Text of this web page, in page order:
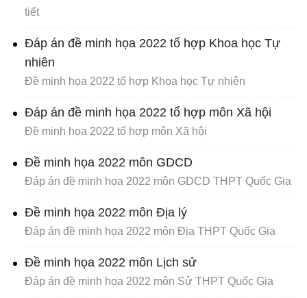
tiết
Đáp án đề minh họa 2022 tổ hợp Khoa học Tự
nhiên
Đề minh họa 2022 tổ hợp Khoa học Tự nhiên
Đáp án đề minh họa 2022 tổ hợp môn Xã hội
Đề minh họa 2022 tổ hợp môn Xã hội
Đề minh họa 2022 môn GDCD
Đáp án đề minh họa 2022 môn GDCD THPT Quốc Gia
Đề minh họa 2022 môn Địa lý
Đáp án đề minh họa 2022 môn Địa THPT Quốc Gia
Đề minh họa 2022 môn Lịch sử
Đáp án đề minh họa 2022 môn Sử THPT Quốc Gia